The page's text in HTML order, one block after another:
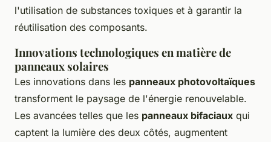
l'utilisation de substances toxiques et à garantir la
réutilisation des composants.
Innovations technologiques en matière de
panneaux solaires
Les innovations dans les panneaux photovoltaïques
transforment le paysage de l'énergie renouvelable.
Les avancées telles que les panneaux bifaciaux qui
captent la lumière des deux côtés, augmentent